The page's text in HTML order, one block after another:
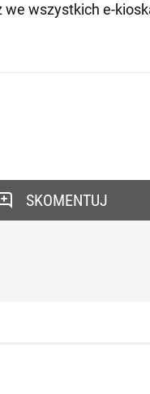
we wszystkich e-
SKOMENTUJ